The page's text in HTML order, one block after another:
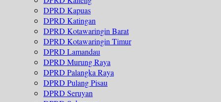
DPRD Kapuas
DPRD Katingan
DPRD Kotawaringin Barat
DPRD Kotawaringin Timur
DPRD Lamandau
DPRD Murung Raya
DPRD Palangka Raya
DPRD Pulang Pisau
DPRD Seruyan